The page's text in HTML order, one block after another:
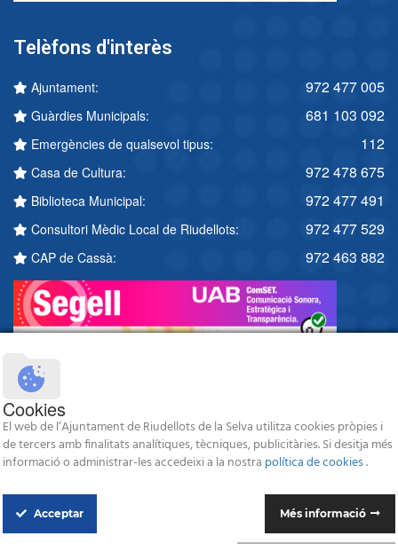
Telèfons d'interès
Ajuntament: 972 477 005
Guàrdies Municipals: 681 103 092
Emergències de qualsevol tipus: 112
Casa de Cultura: 972 478 675
Biblioteca Municipal: 972 477 491
Consultori Mèdic Local de Riudellots: 972 477 529
CAP de Cassà: 972 463 882
Cookies
El web de l’Ajuntament de Riudellots de la Selva utilitza cookies pròpies i
de tercers amb finalitats analítiques, tècniques, publicitàries. Si desitja més
informació o administrar-les accedeixi a la nostra política de cookies.
Acceptar Més informació